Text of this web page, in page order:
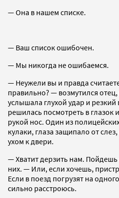
— Она в нашем списке.
— Ваш список ошибочен.
— Мы никогда не ошибаемся.
— Неужели вы и правда
правильно? — возмутился
услышала глухой удар и резкий
решилась посмотреть в глазок
рукой нос. Один из
кулаки, глаза защипало от
ухом к двери.
— Хватит дерзить нам.
них. — Или, если хочешь,
Если в поезд погрузят на
сильно расстроюсь.